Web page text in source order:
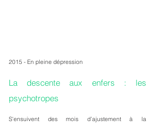
2015 - En pleine dépression
La descente aux enfers : les
psychotropes
S'ensuivent des mois d’ajustement à la